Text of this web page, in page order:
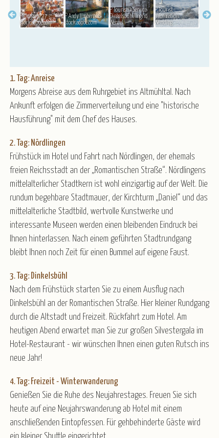
Gruppenreisen
© shujaa_777 -
stock.adobe.com
© Andy Ilmberger -
stock.adobe.com
© Touristik Service
Dinkelsbühl/Ingrid
Wenzel
© Tourist-
Information
Wemding
© Stadt
1. Tag: Anreise
Morgens Abreise aus dem Ruhrgebiet ins Altmühltal. Nach
Ankunft erfolgen die Zimmerverteilung und eine "historische
Hausführung" mit dem Chef des Hauses.
2. Tag: Nördlingen
Frühstück im Hotel und Fahrt nach Nördlingen, der ehemals
freien Reichsstadt an der „Romantischen Straße“. Nördlingens
mittelalterlicher Stadtkern ist wohl einzigartig auf der Welt. Die
rundum begehbare Stadtmauer, der Kirchturm „Daniel“ und das
mittelalterliche Stadtbild, wertvolle Kunstwerke und
interessante Museen werden einen bleibenden Eindruck bei
Ihnen hinterlassen. Nach einem geführten Stadtrundgang
bleibt Ihnen noch Zeit für einen Bummel auf eigene Faust.
3. Tag: Dinkelsbühl
Nach dem Frühstück starten Sie zu einem Ausflug nach
Dinkelsbühl an der Romantischen Straße. Hier kleiner Rundgang
durch die Altstadt und Freizeit. Rückfahrt zum Hotel. Am
heutigen Abend erwartet man Sie zur großen Silvestergala im
Hotel-Restaurant - wir wünschen Ihnen einen guten Rutsch ins
neue Jahr!
4. Tag: Freizeit - Winterwanderung
Genießen Sie die Ruhe des Neujahrestages. Freuen Sie sich
heute auf eine Neujahrswanderung ab Hotel mit einem
anschließenden Eintopfessen. Für gehbehinderte Gäste wird